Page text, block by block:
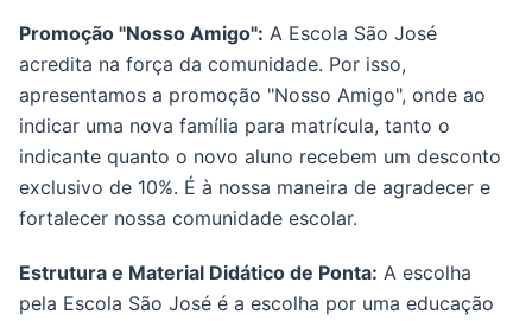
Promoção "Nosso Amigo": A Escola São José
acredita na força da comunidade. Por isso,
apresentamos a promoção "Nosso Amigo", onde ao
indicar uma nova família para matrícula, tanto o
indicante quanto o novo aluno recebem um desconto
exclusivo de 10%. É à nossa maneira de agradecer e
fortalecer nossa comunidade escolar.
Estrutura e Material Didático de Ponta: A escolha
pela Escola São José é a escolha por uma educação